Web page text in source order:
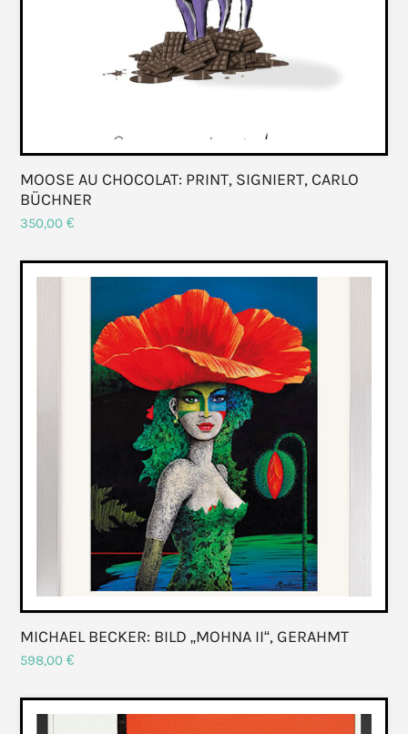
MOOSE AU CHOCOLAT: PRINT, SIGNIERT, CARLO
BÜCHNER
350,00€
MICHAEL BECKER: BILD „MOHNA II“, GERAHMT
598,00€